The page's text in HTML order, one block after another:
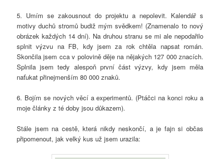
5. Umím se zakousnout do projektu a nepolevit. Kalendář s
motivy duchů stromů budiž mým svědkem! (Znamenalo to nový
obrázek každých 14 dní). Na druhou stranu se mi ale nepodařilo
splnit výzvu na FB, kdy jsem za rok chtěla napsat román.
Skončila jsem cca v polovině děje na nějakých 127 000 znacích.
Splnila jsem tedy alespoň první část výzvy, kdy jsem měla
naťukat přinejmenším 80 000 znaků.
6. Bojím se nových věcí a experimentů. (Ptáčci na konci roku a
moje články z té doby jsou důkazem).
Stále jsem na cestě, která nikdy neskončí, a je fajn si občas
připomenout, jak velký kus už jsem urazila: